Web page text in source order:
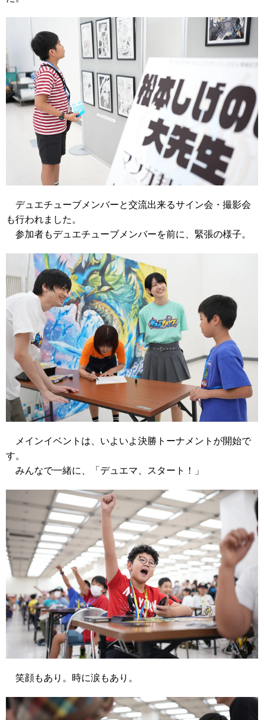
デュエチューブメンバーと交流出来るサイン会・撮影会
も行われました。
参加者もデュエチューブメンバーを前に、緊張の様子。
メインイベントは、いよいよ決勝トーナメントが開始で
す。
みんなで一緒に、「デュエマ、スタート！」
笑顔もあり。時に涙もあり。